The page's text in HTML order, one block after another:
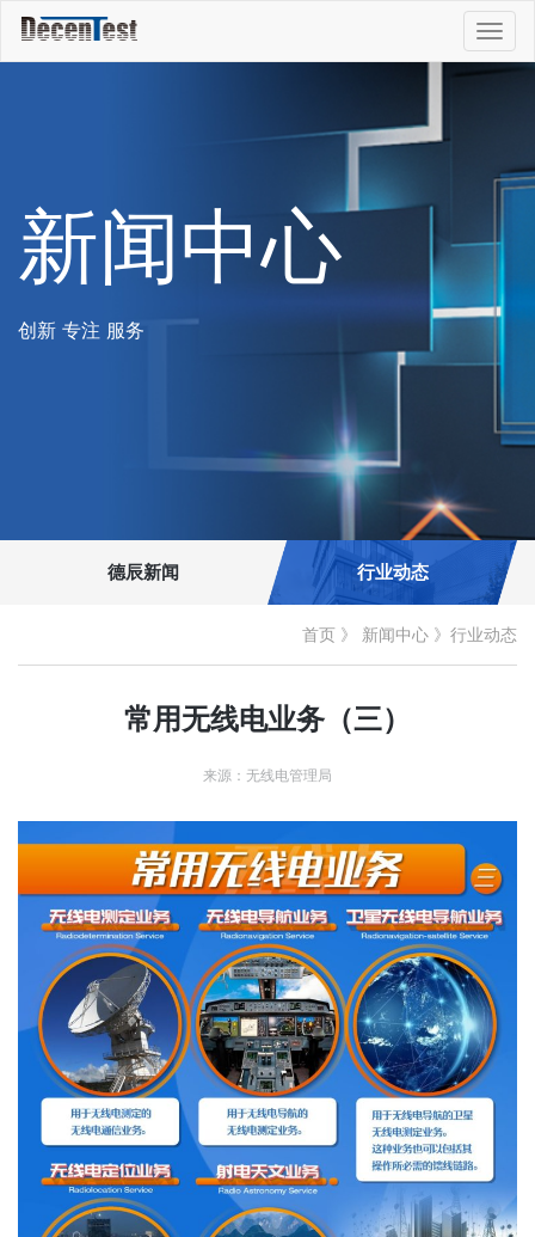
新闻中心
创新 专注 服务
德辰新闻 行业动态
首页 》 新闻中心 》 行业动态
常用无线电业务（三）
来源：无线电管理局